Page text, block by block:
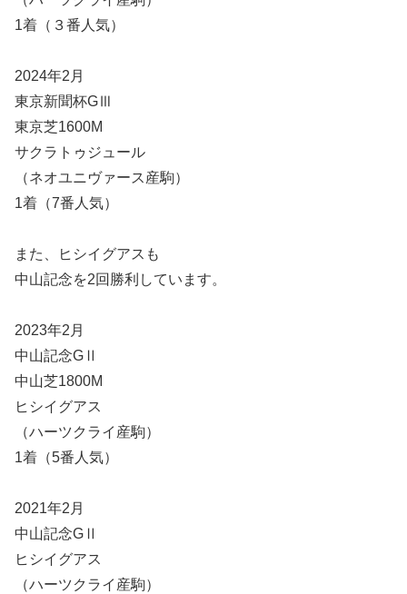
1着（３番人気）
2024年2月
東京新聞杯GⅢ
東京芝1600M
サクラトゥジュール
（ネオユニヴァース産駒）
1着（7番人気）
また、ヒシイグアスも
中山記念を2回勝利しています。
2023年2月
中山記念GⅡ
中山芝1800M
ヒシイグアス
（ハーツクライ産駒）
1着（5番人気）
2021年2月
中山記念GⅡ
ヒシイグアス
（ハーツクライ産駒）